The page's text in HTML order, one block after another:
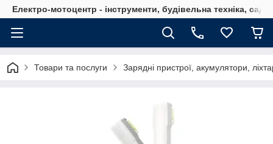
Електро-мотоцентр - інструменти, будівельна техніка,
Товари та послуги Зарядні пристрої, акумулятори,